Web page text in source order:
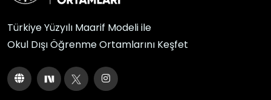
Türkiye Yüzyılı Maarif Modeli ile
Okul Dışı Öğrenme Ortamlarını Keşfet